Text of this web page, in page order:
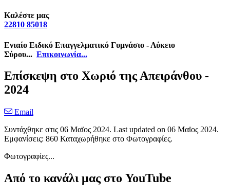
Καλέστε μας
22810 85018
Ενιαίο Ειδικό Επαγγελματικό Γυμνάσιο - Λύκειο
Σύρου... Επικοινωνία...
Επίσκεψη στο Χωριό της Απειράνθου -
2024
Email
Συντάχθηκε στις 06 Μαϊος 2024. Last updated on 06 Μαϊος 2024.
Εμφανίσεις: 860 Καταχωρήθηκε στο Φωτογραφίες.
Φωτογραφίες...
Από το κανάλι μας στο YouTube